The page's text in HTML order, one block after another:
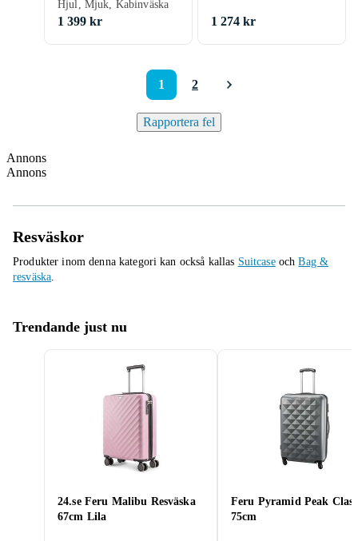
Hjul, Mjuk, Kabinväska
1 399 kr 1 274 kr
1 2
Rapportera fel
Annons
Annons
Resväskor
Produkter inom denna kategori kan också kallas SuitcaseochBag &
resväska.
Trendande just nu
24.se Feru Malibu Resväska
67cm Lila
Feru Pyramid Peak
75cm